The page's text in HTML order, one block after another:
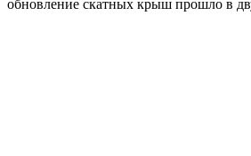
обновление скатных крыш прошло в